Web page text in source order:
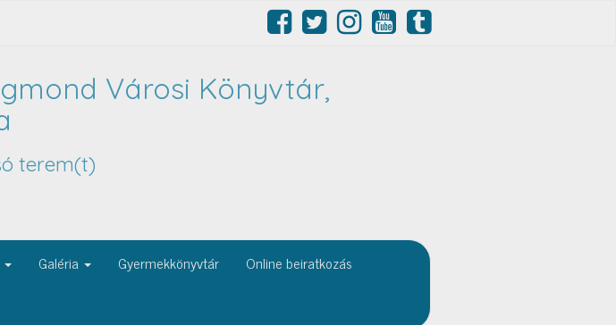
Városi Könyvtár,
terem(t)
Galéria Gyermekkönyvtár
Online beiratkozás